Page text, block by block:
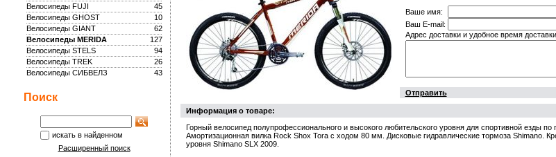
45
Велосипеды FUJI
10
Велосипеды GHOST
62
Велосипеды GIANT
127
Велосипеды MERIDA
94
Велосипеды STELS
26
Велосипеды TREK
43
Велосипеды СИБВЕЛЗ
Поиск
искать в найденном
Расширенный поиск
Ваше имя:
Ваш E-mail:
Адрес доставки и удобное время
Отправить
Информация о товаре:
Горный велосипед полупрофессионального и высокого любительского уровня для спортивной езды
Амортизационная вилка Rock Shox Tora с ходом 80 мм. Дисковые гидравлические тормоза Shimano.
уровня Shimano SLX 2009.